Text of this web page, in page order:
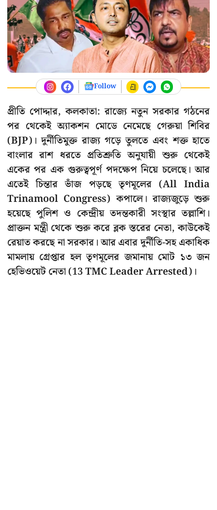
Follow
প্রীতি পোদ্দার, কলকাতা: রাজ্যে নতুন সরকার গঠনের
পর থেকেই অ্যাকশন মোডে নেমেছে গেরুয়া শিবির
(BJP)। দুর্নীতিমুক্ত রাজ্য গড়ে তুলতে এবং শক্ত হাতে
বাংলার রাশ ধরতে প্রতিশ্রুতি অনুযায়ী শুরু থেকেই
একের পর এক গুরুত্বপূর্ণ পদক্ষেপ নিয়ে চলেছে। আর
এতেই চিন্তার ভাঁজ পড়ছে তৃণমূলের (All India
Trinamool Congress) কপালে। রাজ্যজুড়ে শুরু
হয়েছে পুলিশ ও কেন্দ্রীয় তদন্তকারী সংস্থার তল্লাশি।
প্রাক্তন মন্ত্রী থেকে শুরু করে ব্লক স্তরের নেতা, কাউকেই
রেয়াত করছে না সরকার। আর এবার দুর্নীতি-সহ একাধিক
মামলায় গ্রেপ্তার হল তৃণমূলের জমানায় মোট ১৩ জন
হেভিওয়েট নেতা (13 TMC Leader Arrested)।